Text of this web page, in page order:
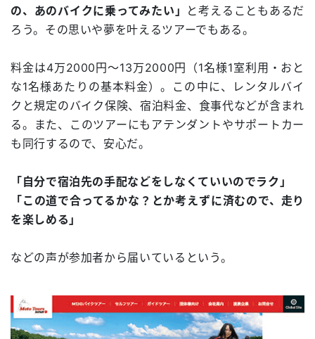
の、あのバイクに乗ってみたい」
と考えることもあるだ
ろう。その思いや夢を叶えるツアーでもある。
料金は4万2000円～13万2000円（1名様1室利用・おと
な1名様あたりの基本料金）。この中に、レンタルバイ
クと規定のバイク保険、宿泊料金、食事代などが含まれ
る。また、このツアーにもアテンダントやサポートカー
も同行するので、安心だ。
「自分で宿泊先の手配などをしなくていいのでラク」
「この道で合ってるかな？とか考えずに済むので、走り
を楽しめる」
などの声が参加者から届いているという。